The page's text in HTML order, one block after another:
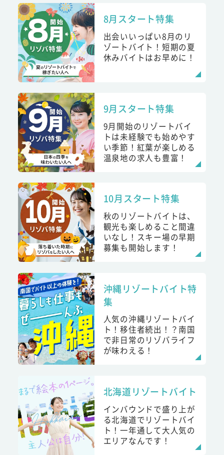
8月スタート特集
出会いいっぱい8月のリ
ゾートバイト！短期の夏
休みバイトはお早めに！
9月スタート特集
9月開始のリゾートバイ
トは未経験でも始めやす
い季節！紅葉が楽しめる
温泉地の求人も豊富！
10月スタート特集
秋のリゾートバイトは、
観光も楽しめること間違
いなし！スキー場の早期
募集も開始します！
沖縄リゾートバイト特
集
人気の沖縄リゾートバイ
ト！移住者続出！？南国
で非日常のリゾバライフ
が味わえる！
北海道リゾートバイト
インバウンドで盛り上が
る北海道でリゾートバイ
ト！一年通して大人気の
エリアなんです！